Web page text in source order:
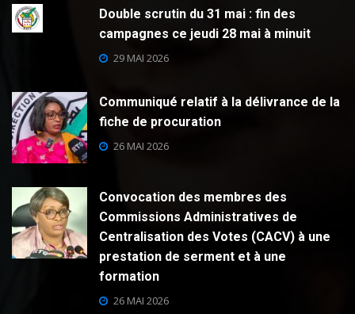
Double scrutin du 31 mai : fin des
campagnes ce jeudi 28 mai à minuit
29 MAI 2026
Communiqué relatif à la délivrance de la
fiche de procuration
26 MAI 2026
Convocation des membres des
Commissions Administratives de
Centralisation des Votes (CACV) à une
prestation de serment et à une
formation
26 MAI 2026